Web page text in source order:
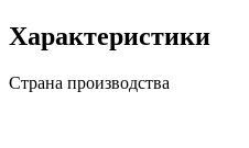
Характеристики
Страна производства